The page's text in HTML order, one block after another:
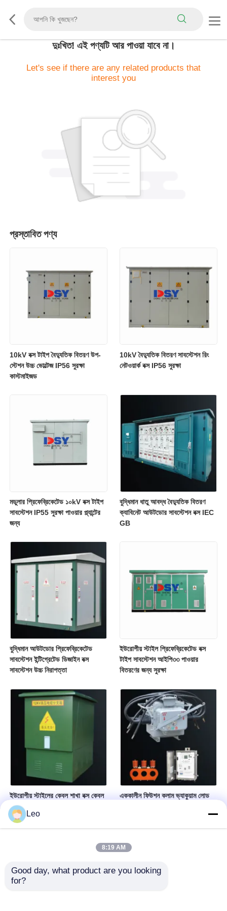
দুঃখিত! এই পণ্যটি আর পাওয়া যাবে না।
Let's see if there are any related products that
interest you
প্রস্তাবিত পণ্য
10kV বক্স টাইপ বৈদ্যুতিক বিতরণ উপ-
স্টেশন উচ্চ ভোল্টেজ IP56 সুরক্ষা
কাস্টমাইজড
10kV বৈদ্যুতিক বিতরণ সাবস্টেশন রিং
নেটওয়ার্ক বক্স IP56 সুরক্ষা
মডুলার প্রিফেব্রিকেটেড ১০kV বক্স টাইপ
সাবস্টেশন IP55 সুরক্ষা পাওয়ার প্ল্যান্টের
জন্য
বুদ্ধিমান ধাতু আবদ্ধ বৈদ্যুতিক বিতরণ
ক্যাবিনেট আউটডোর সাবস্টেশন বক্স IEC
GB
বুদ্ধিমান আউটডোর প্রিফেব্রিকেটেড
সাবস্টেশন ইন্টিগ্রেটেড ডিজাইন বক্স
সাবস্টেশন উচ্চ নিরাপত্তা
ইউরোপীয় স্টাইল প্রিফেব্রিকেটেড বক্স
টাইপ সাবস্টেশন আইপি৩৩ পাওয়ার
বিতরণের জন্য সুরক্ষা
ইউরোপীয় স্টাইলের কেবল শাখা বক্স কেবল
বিতরণ বক্স সম্পূর্ণ সিলযুক্ত ইনসুলেটেড
কাঠামো
এককালীন ফিউশন কলাম ভ্যাকুয়াম লোড
Leo
8:19 AM
Good day, what product are you looking
for?